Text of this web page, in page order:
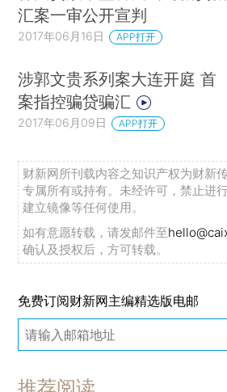
汇案一审公开宣判
2017年06月16日 APP打开
涉郭文贵系列案大连开庭 首
案指控骗贷骗汇
2017年06月09日 APP打开
财新网所刊载内容之知识产权为财新
专属所有或持有。未经许可，禁止进
建立镜像等任何使用。
如有意愿转载，请发邮件至
确认及授权后，方可转载。
免费订阅财新网主编精选版电邮